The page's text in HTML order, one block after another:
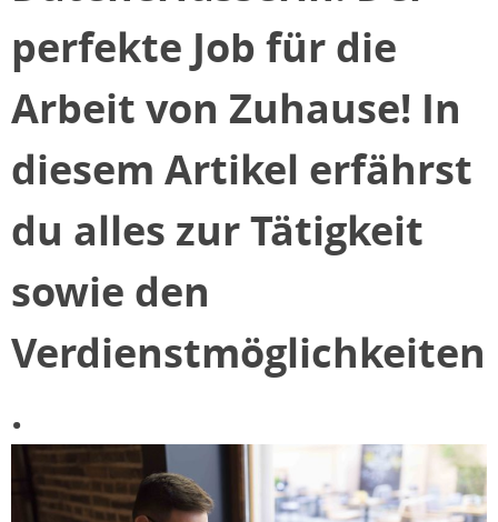
perfekte Job für die
Arbeit von Zuhause! In
diesem Artikel erfährst
du alles zur Tätigkeit
sowie den
Verdienstmöglichkeiten
.